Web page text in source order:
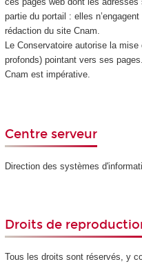
partie du portail : elles
rédaction du site Cnam.
Le Conservatoire autorise la
profonds) pointant vers ses
Cnam est impérative.
Centre serveur
Direction des systèmes
Droits de
Tous les droits sont réservés, y